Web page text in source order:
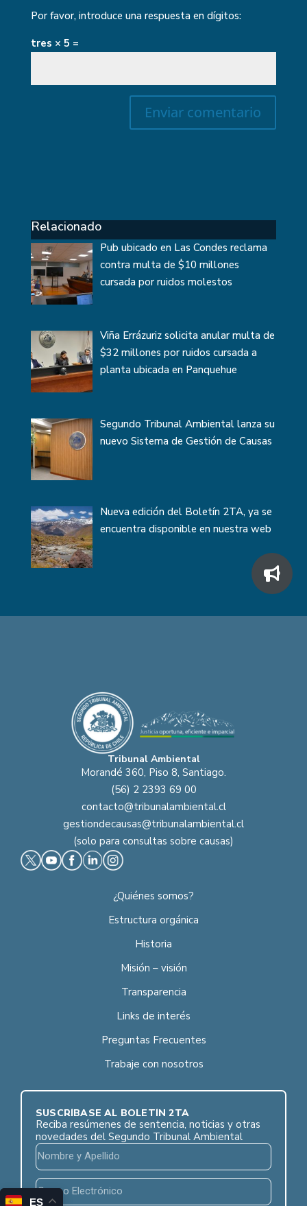
Por favor, introduce una respuesta en dígitos:
tres × 5 =
Relacionado
Pub ubicado en Las Condes reclama
contra multa de $10 millones
cursada por ruidos molestos
Viña Errázuriz solicita anular multa de
$32 millones por ruidos cursada a
planta ubicada en Panquehue
Segundo Tribunal Ambiental lanza su
nuevo Sistema de Gestión de Causas
Nueva edición del Boletín 2TA, ya se
encuentra disponible en nuestra web
Tribunal Ambiental
Morandé 360, Piso 8, Santiago.
(56) 2 2393 69 00
contacto@tribunalambiental.cl
gestiondecausas@tribunalambiental.cl
(solo para consultas sobre causas)
¿Quiénes somos?
Estructura orgánica
Historia
Misión – visión
Transparencia
Links de interés
Preguntas Frecuentes
Trabaje con nosotros
SUSCRÍBASE AL BOLETÍN 2TA
Reciba resúmenes de sentencia, noticias y otras
novedades del Segundo Tribunal Ambiental
ES